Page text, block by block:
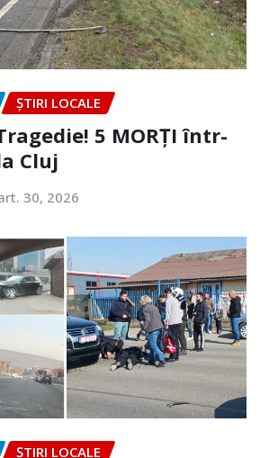
ȘTIRI LOCALE
5 MORȚI într-
Cluj
30, 2026
ȘTIRI LOCALE